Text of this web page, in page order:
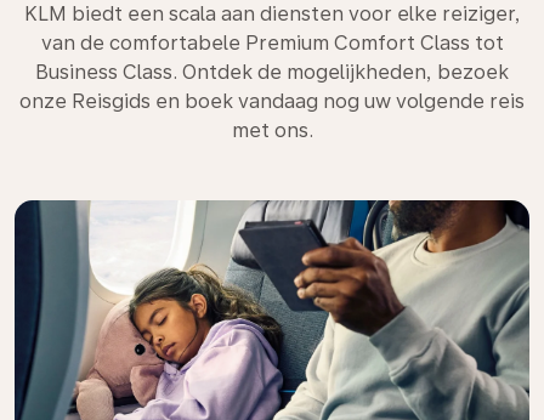
KLM biedt een scala aan diensten voor elke reiziger,
van de comfortabele Premium Comfort Class tot
Business Class. Ontdek de mogelijkheden, bezoek
onze Reisgids en boek vandaag nog uw volgende reis
met ons.